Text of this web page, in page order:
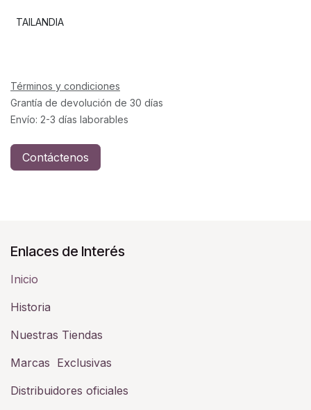
TAILANDIA
Términos y condiciones
Grantía de devolución de 30 días
Envío: 2-3 días laborables
Contáctenos
Enlaces de Interés
Inicio
Historia​
Nuestras Tiendas
Marcas Exclusivas
Distribuidores oficiales